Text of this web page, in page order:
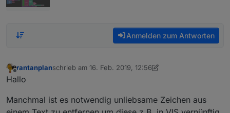
Anmelden zum Antworten
Offline
rantanplanschrieb am 16. Feb. 2019, 12:56
zuletzt editiert von rantanplan8. Okt. 2021, 11:06
Hallo
Manchmal ist es notwendig unliebsame Zeichen aus